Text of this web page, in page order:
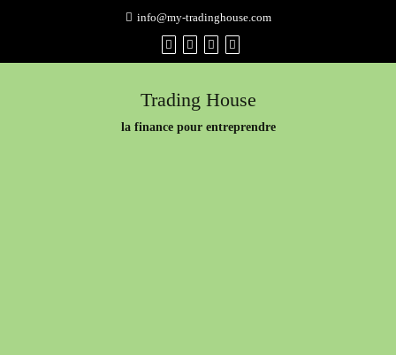
info@my-tradinghouse.com
Trading House
la finance pour entreprendre